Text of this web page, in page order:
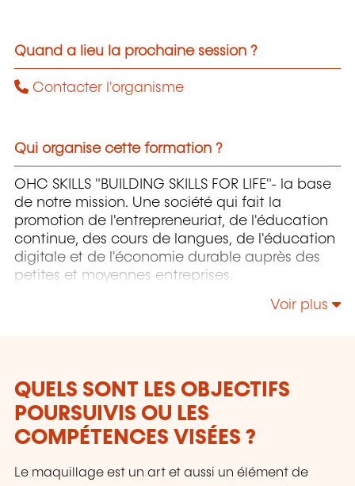
Quand a lieu la prochaine session ?
Contacter l'organisme
Qui organise cette formation ?
OHC SKILLS "BUILDING SKILLS FOR LIFE"- la base
de notre mission. Une société qui fait la
promotion de l'entrepreneuriat, de l'éducation
continue, des cours de langues, de l'éducation
digitale et de l'économie durable auprès des
petites et moyennes entreprises.
Voir plus
QUELS SONT LES OBJECTIFS
POURSUIVIS OU LES
COMPÉTENCES VISÉES ?
Le maquillage est un art et aussi un élément de